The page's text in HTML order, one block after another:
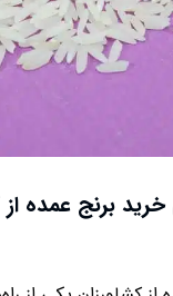
خرید برنج عمده